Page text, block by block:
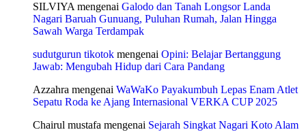
SILVIYAmengenai Galodo dan Tanah Longsor Landa
Nagari Baruah Gunuang, Puluhan Rumah, Jalan Hingga
Sawah Warga Terdampak
sudutgurun tikotok mengenai Opini: Belajar Bertanggung
Jawab: Mengubah Hidup dari Cara Pandang
Azzahra mengenai WaWaKo Payakumbuh Lepas Enam Atlet
Sepatu Roda ke Ajang Internasional VERKA CUP 2025
Chairul mustafa mengenai Sejarah Singkat Nagari Koto Alam